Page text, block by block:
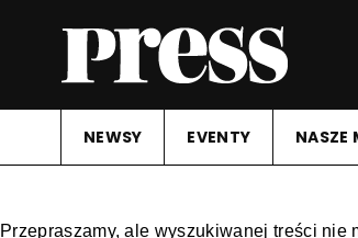
NEWSY EVENTY NASZE
Przepraszamy, ale wyszukiwanej treści nie